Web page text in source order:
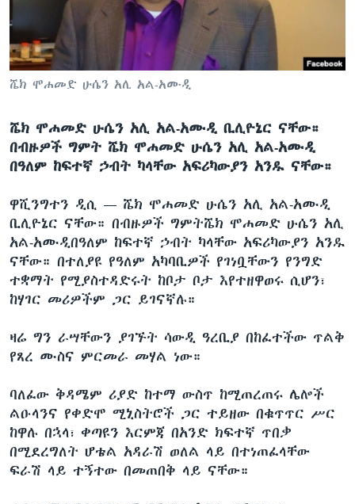
ቋንቋዎች
ሼክ ሞሐመድ ሁሴን አሊ አል-አሙዲ
ሼክ ሞሐመድ ሁሴን አሊ አል-አሙዲ ቢሊዮኔር ናቸው።
በብዙዎች ግምት ሼክ ሞሐመድ ሁሴን አሊ አል-አሙዲ
በዓለም ከፍተኛ ኃብት ካላቸው አፍሪካውያን አንዱ ናቸው።
ዋሺንግተን ዲሲ — ሼክ ሞሐመድ ሁሴን አሊ አል-አሙዲ
ቢሊዮኔር ናቸው። በብዙዎች ግምትሼክ ሞሐመድ ሁሴን አሊ
አል-አሙዲበዓለም ከፍተኛ ኃብት ካላቸው አፍሪካውያን አንዱ
ናቸው። በተለያዩ የዓለም አካባቢዎች የገነቧቸውን የንግድ
ተቋማት የሚያስተዳድሩት ከቦታ ቦታ እየተዘዋወሩ ሲሆን፣
ከሃገር መሪዎችም ጋር ይገናኛሉ።
ዛሬ ግን ራሣቸውን ያገኙት ሳውዲ ዓረቢያ በከፈተችው ጥልቅ
የጸረ ሙስና ምርመራ መሃል ነው።
ባለፈው ቅዳሜም ሪያድ ከተማ ውስጥ ከሚጠረጠሩ ሌሎች
ልዑላንና የቀድሞ ሚኒስትሮች ጋር ተይዘው በቁጥጥር ሥር
ከዋሉ በኋላ፣ ቀጣዩን እርምጃ በአንድ ክፍተኛ ጥበቃ
በሚደረግለት ሆቴል አዳራሽ ወለል ላይ በተነጠፈላቸው
ፍራሽ ላይ ተኝተው በመጠበቅ ላይ ናቸው።